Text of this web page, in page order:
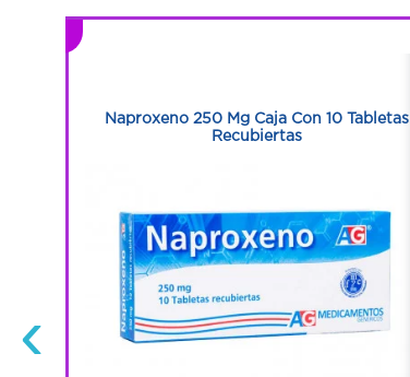
‹
Naproxeno 250 Mg Caja Con 10 Tabletas
Recubiertas